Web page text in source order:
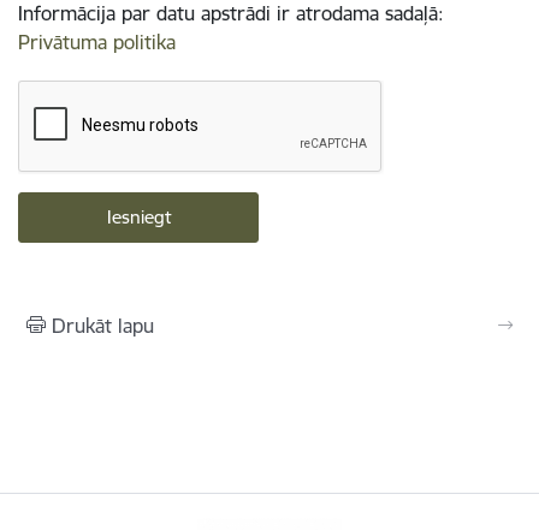
Informācija par datu apstrādi ir atrodama sadaļā:
Privātuma politika
Drukāt lapu